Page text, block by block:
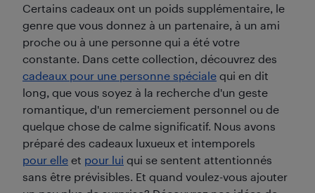
Certains cadeaux ont un poids supplémentaire, le
genre que vous donnez à un partenaire, à un ami
proche ou à une personne qui a été votre
constante. Dans cette collection, découvrez des
cadeaux pour une personne spéciale qui en dit
long, que vous soyez à la recherche d'un geste
romantique, d'un remerciement personnel ou de
quelque chose de calme significatif. Nous avons
préparé des cadeaux luxueux et intemporels
pour elle et pour lui qui se sentent attentionnés
sans être prévisibles. Et quand voulez-vous ajouter